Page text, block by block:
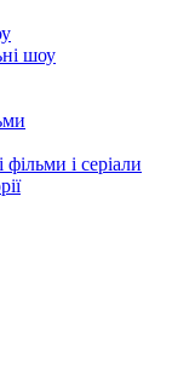
шоу
фільми і серіали